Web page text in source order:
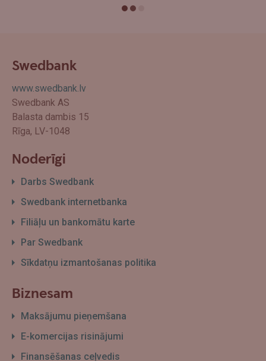
Swedbank
www.swedbank.lv
Swedbank AS
Balasta dambis 15
Rīga, LV-1048
Noderīgi
Darbs Swedbank
Swedbank internetbanka
Filiāļu un bankomātu karte
Par Swedbank
Sīkdatņu izmantošanas politika
Biznesam
Maksājumu pieņemšana
E-komercijas risinājumi
Finansēšanas ceļvedis